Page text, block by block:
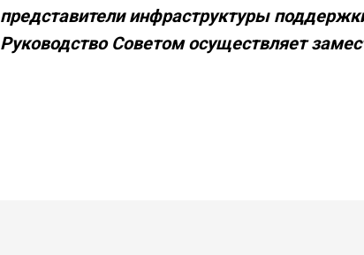
представители инфраструктуры
Руководство Советом осуществляет